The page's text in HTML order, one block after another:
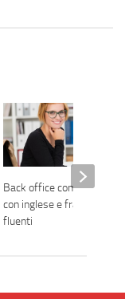
Back office commerciale
con inglese e francese
fluenti